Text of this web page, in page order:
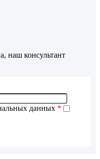
наш консультант
данных *